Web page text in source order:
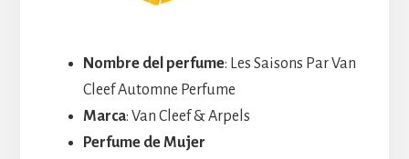
Nombre del perfume: Les Saisons Par Van
Cleef Automne Perfume
Marca: Van Cleef & Arpels
Perfume de Mujer